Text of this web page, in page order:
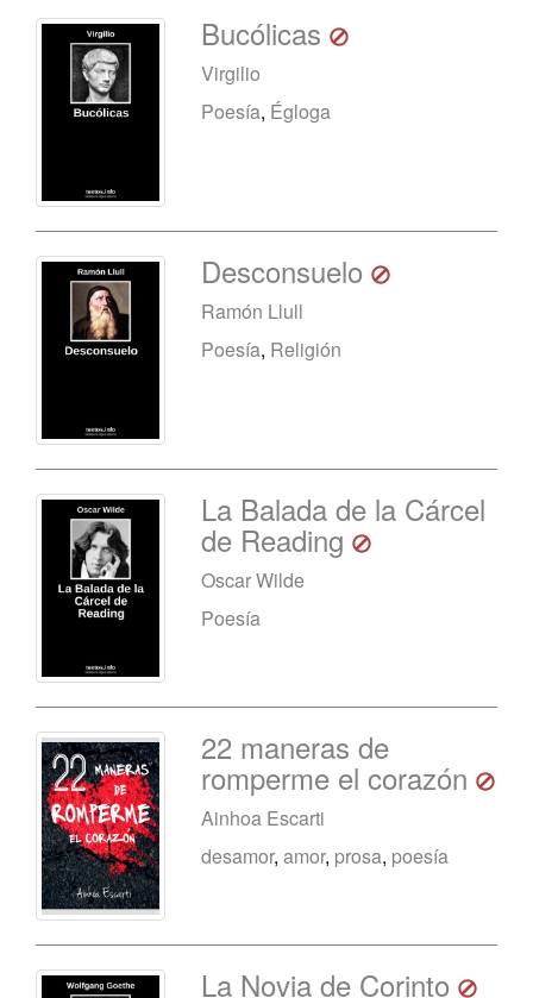
Bucólicas
Virgilio
Poesía, Égloga
Desconsuelo
Ramón Llull
Poesía, Religión
La Balada de la Cárcel
de Reading
Oscar Wilde
Poesía
22 maneras de
romperme el corazón
Ainhoa Escarti
desamor,amor, prosa, poesía
La Novia de Corinto